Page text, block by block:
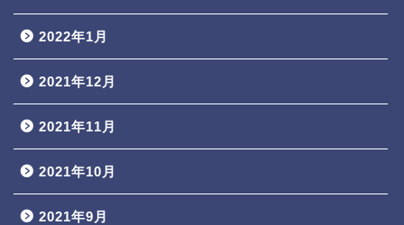
2022年1月
2021年12月
2021年11月
2021年10月
2021年9月